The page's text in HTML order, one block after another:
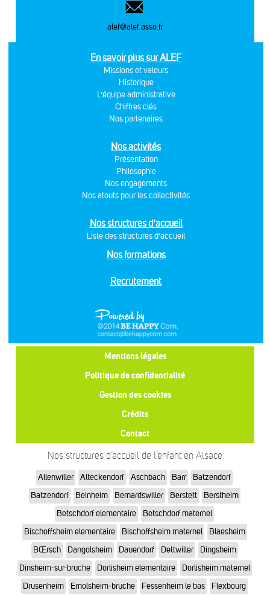
alef@alef.asso.fr
En savoir plus sur ALEF
Missions et valeurs
Historique
L'équipe administrative
Chiffres clés
Nos partenaires
Nos activités
Présentation
Philosophie
Nos engagements
Nos atouts pour les collectivités
Nos structures d’accueil
Liste des structures d’accueil
Nos formations
Recrutement
Mentions légales
Politique de confidentialité
Gestion des cookies
Crédits
Contact
Nos structures d’accueil de l’enfant en Alsace
Allenwiller Alteckendorf Aschbach Barr
Batzendorf
Batzendorf
Beinheim Bernardswiller Berstett
Berstheim
Betschdorf elementaire
Betschdorf maternel
Bischoffsheim elementaire
Bischoffsheim maternel
Blaesheim
BŒrsch
Dangolsheim Dauendorf Dettwiller
Dingsheim
Dinsheim-sur-bruche
Dorlisheim elementaire
Dorlisheim maternel
Drusenheim
Ernolsheim-bruche Fessenheim le bas
Flexbourg